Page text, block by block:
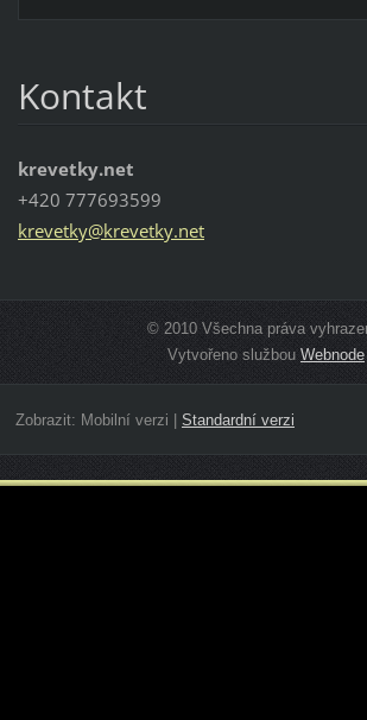
Kontakt
krevetky.net
+420 777693599
krevetky@krevetky.net
© 2010 Všechna práva
Vytvořeno službouWebnode
Zobrazit: Mobilní verzi Standardní verzi